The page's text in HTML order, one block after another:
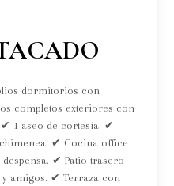
dormitorios con
completos exteriores con
✔ 1 aseo de cortesía. ✔
✔ Cocina office
✔ Patio trasero
amigos. ✔ Terraza con